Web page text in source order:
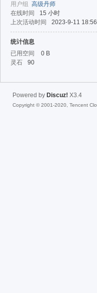
用户组 高级丹师
在线时间
15 小时
上次活动时间
2023-9-11 18:56
统计信息
已用空间
0 B
灵石
90
Powered by Discuz! X3.4
Copyright © 2001-2020, Tencent